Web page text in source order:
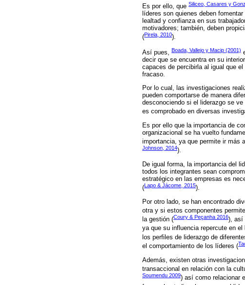
Es por ello, que Siliceo, Casares y
líderes son quienes deben
lealtad y confianza en sus
motivadores; también, deben
(Pirela, 2010).
Así pues, Boada, Vallejo y Macip (2001)
decir que se encuentra en su
capaces de percibirla al igual que
fracaso.
Por lo cual, las investigaciones
pueden comportarse de manera
desconociendo si el liderazgo se
es comprobado en diversas
Es por ello que la importancia de
organizacional se ha vuelto
importancia, ya que permite ir más
Johnson, 2014).
De igual forma, la importancia del
todos los integrantes sean
estratégico en las empresas es
(Lapo & Jácome, 2015).
Por otro lado, se han encontrado
otra y si estos componentes
la gestión (Coury & Peçanha 2016), así
ya que su influencia repercute en
los perfiles de liderazgo de
el comportamiento de los líderes (
Además, existen otras
transaccional en relación con la
Soumendu 2009) así como relacionar